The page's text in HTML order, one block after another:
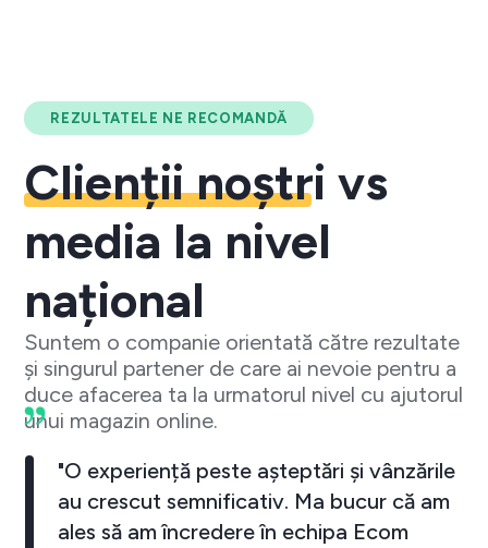
REZULTATELE NE RECOMANDĂ
Clienții noștri vs
media la nivel
național
Suntem o companie orientată către rezultate
și singurul partener de care ai nevoie pentru a
duce afacerea ta la urmatorul nivel cu ajutorul
unui magazin online.
"O experiență peste așteptări și vânzările
au crescut semnificativ. Ma bucur că am
ales să am încredere în echipa Ecom